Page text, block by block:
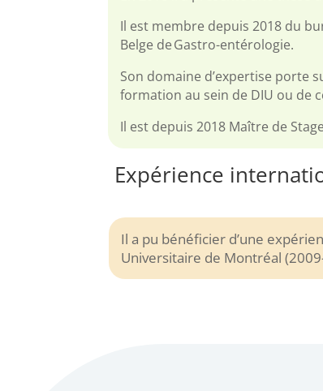
Il est membre depuis 2018 du
Belge de Gastro-entérologie.
Son domaine d’expertise porte
formation au sein de DIU ou de
Il est depuis 2018 Maître de
Expérience
Il a pu bénéficier d’une
Universitaire de Montréal